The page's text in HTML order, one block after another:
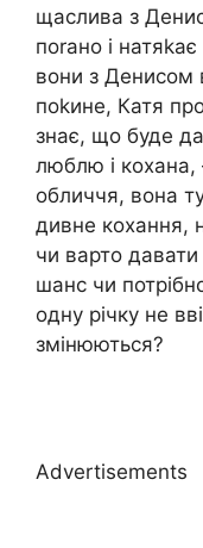
щаслива з
поrано і
вони з Денисом
поkине, Катя
знає, що буде
люблю і кохана,
обличчя, вона
дивне кохання,
чи варто
шанс чи
одну річку не
змінюються?
Advertisements